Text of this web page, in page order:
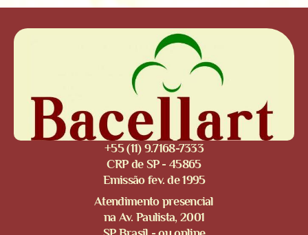
+55 (11) 9.7168-7333
CRP de SP - 45865
Emissão fev. de 1995
Atendimento presencial
na Av. Paulista, 2001